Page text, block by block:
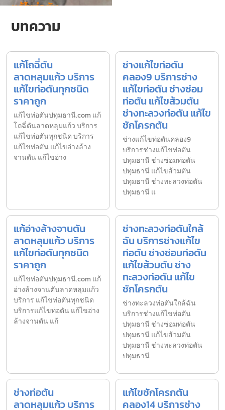
บทความ
แก้โถฉี่ตัน
ลาดหลุมแก้ว บริการ
แก้ไขท่อตันทุกชนิด
ราคาถูก
แก้ไขท่อตันปทุมธานี.com แก้
โถฉี่ตันลาดหลุมแก้ว บริการ
แก้ไขท่อตันทุกชนิด บริการ
แก้ไขท่อตัน แก้ไขอ่างล้าง
จานตัน แก้ไขอ่าง
ช่างแก้ไขท่อตัน
คลอง9 บริการช่าง
แก้ไขท่อตัน ช่างซ่อม
ท่อตัน แก้ไขส้วมตัน
ช่างทะลวงท่อตัน แก้ไข
ชักโครกตัน
ช่างแก้ไขท่อตันคลอง9
บริการช่างแก้ไขท่อตัน
ปทุมธานี ช่างซ่อมท่อตัน
ปทุมธานี แก้ไขส้วมตัน
ปทุมธานี ช่างทะลวงท่อตัน
ปทุมธานี แ
แก้อ่างล้างจานตัน
ลาดหลุมแก้ว บริการ
แก้ไขท่อตันทุกชนิด
ราคาถูก
แก้ไขท่อตันปทุมธานี.com แก้
อ่างล้างจานตันลาดหลุมแก้ว
บริการ แก้ไขท่อตันทุกชนิด
บริการแก้ไขท่อตัน แก้ไขอ่าง
ล้างจานตัน แก้
ช่างทะลวงท่อตันใกล้
ฉัน บริการช่างแก้ไข
ท่อตัน ช่างซ่อมท่อตัน
แก้ไขส้วมตัน ช่าง
ทะลวงท่อตัน แก้ไข
ชักโครกตัน
ช่างทะลวงท่อตันใกล้ฉัน
บริการช่างแก้ไขท่อตัน
ปทุมธานี ช่างซ่อมท่อตัน
ปทุมธานี แก้ไขส้วมตัน
ปทุมธานี ช่างทะลวงท่อตัน
ปทุมธานี
ช่างท่อตัน
ลาดหลุมแก้ว บริการ
แก้ไขชักโครกตัน
คลอง14 บริการช่าง